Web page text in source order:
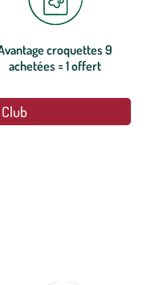
croquettes 9
achetées = 1 offert